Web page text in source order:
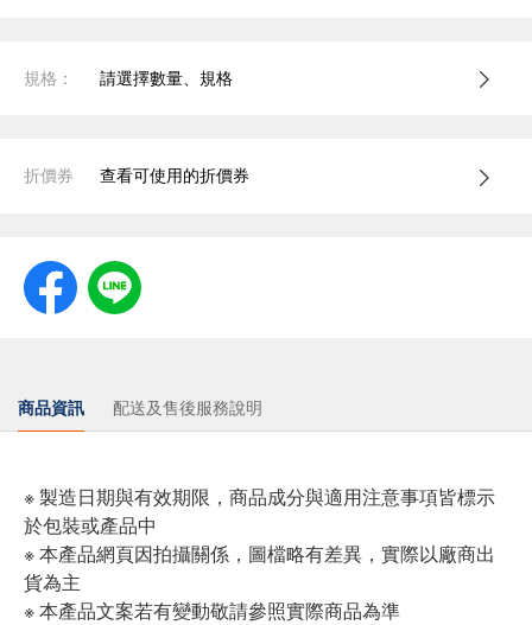
規格： 請選擇數量、規格
折價券 查看可使用的折價券
商品資訊 配送及售後服務說明
※ 製造日期與有效期限，商品成分與適用注意事項皆標示
於包裝或產品中
※ 本產品網頁因拍攝關係，圖檔略有差異，實際以廠商出
貨為主
※ 本產品文案若有變動敬請參照實際商品為準